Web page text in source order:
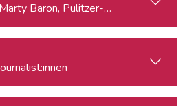
Baron, Pulitzer-winning US